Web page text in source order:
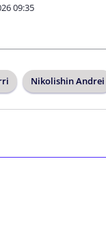
09:35
Nikolishin Andrei